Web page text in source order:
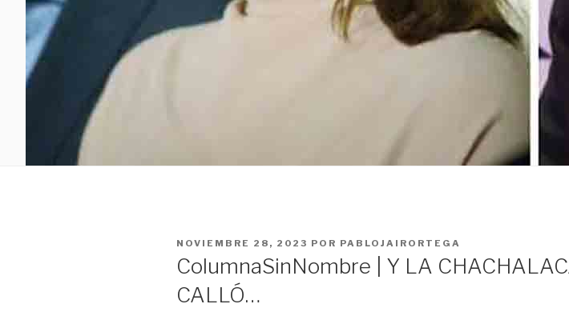
PUBLICADO
NOVIEMBRE 28, 2023 POR PABLOJAIRORTEGA
ColumnaSinNombre | Y LA
CALLÓ…